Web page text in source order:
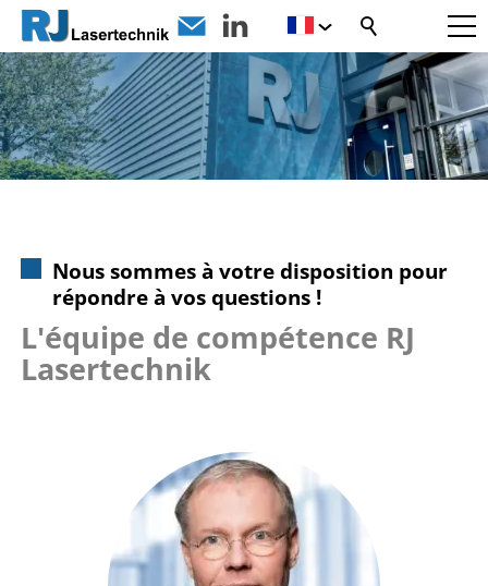
Nous sommes à votre disposition pour
répondre à vos questions !
L'équipe de compétence RJ
Lasertechnik